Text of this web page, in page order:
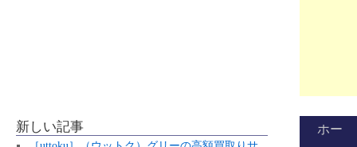
ホー
新しい記事